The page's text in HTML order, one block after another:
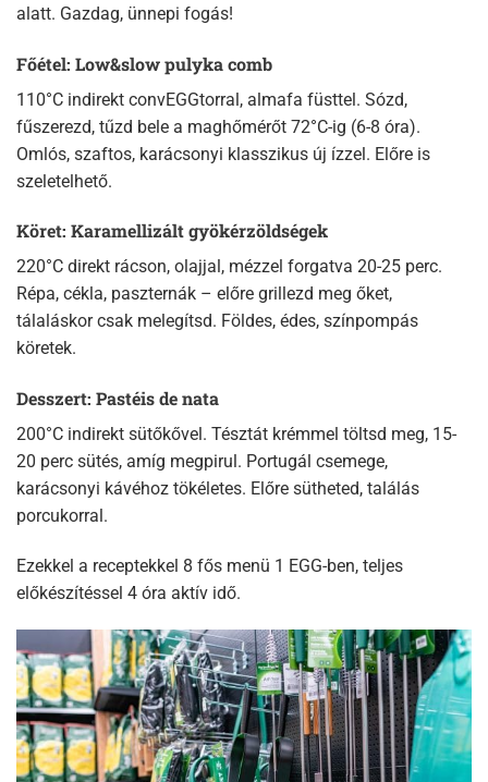
alatt. Gazdag, ünnepi fogás!
Főétel: Low&slow pulyka comb
110°C indirekt convEGGtorral, almafa füsttel. Sózd,
fűszerezd, tűzd bele a maghőmérőt 72°C-ig (6-8 óra).
Omlós, szaftos, karácsonyi klasszikus új ízzel. Előre is
szeletelhető.​
Köret: Karamellizált gyökérzöldségek
220°C direkt rácson, olajjal, mézzel forgatva 20-25 perc.
Répa, cékla, paszternák – előre grillezd meg őket,
tálaláskor csak melegítsd. Földes, édes, színpompás
köretek.​
Desszert: Pastéis de nata
200°C indirekt sütőkővel. Tésztát krémmel töltsd meg, 15-
20 perc sütés, amíg megpirul. Portugál csemege,
karácsonyi kávéhoz tökéletes. Előre sütheted, találás
porcukorral.
Ezekkel a receptekkel 8 fős menü 1 EGG-ben, teljes
előkészítéssel 4 óra aktív idő.​